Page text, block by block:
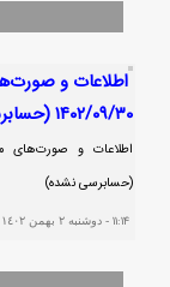
۱۴۰۲/۰۹/۳۰ (حسابرسی نشده)
(حسابرسی نشده)
١١:١٤ - دوشنبه ٢ بهمن ١٤٠٢